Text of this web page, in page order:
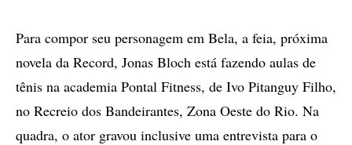
Para compor seu personagem em Bela, a feia, próxima
novela da Record, Jonas Bloch está fazendo aulas de
tênis na academia Pontal Fitness, de Ivo Pitanguy Filho,
no Recreio dos Bandeirantes, Zona Oeste do Rio. Na
quadra, o ator gravou inclusive uma entrevista para o